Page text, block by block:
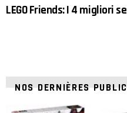
LEGO Friends: I 4 migliori
NOS DERNIÈRES